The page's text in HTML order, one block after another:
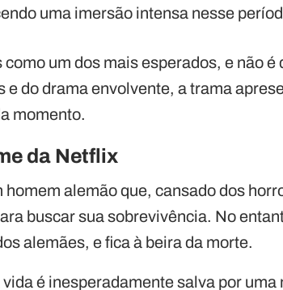
uma imersão intensa nesse
um dos mais esperados, e não é
e do drama envolvente, a trama
momento.
da Netflix
homem alemão que, cansado dos
buscar sua sobrevivência. No
alemães, e fica à beira da morte.
é inesperadamente salva por uma